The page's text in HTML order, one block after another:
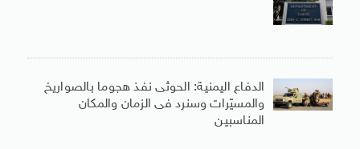
الدفاع اليمنية: الحوثى نفذ هجوما بالصواريخ
والمسيّرات وسنرد فى الزمان والمكان
المناسبين